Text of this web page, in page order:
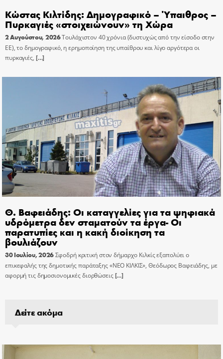
Κώστας Κιλτίδης: Δημογραφικό – Ύπαιθρος –
Πυρκαγιές «στοιχειώνουν» τη Χώρα
2 Αυγούστου, 2026Τουλάχιστον 40 χρόνια (δυστυχώς από την είσοδο στην
ΕΕ), το δημογραφικό, η ερημοποίηση της υπαίθρου και λίγο αργότερα οι
πυρκαγιές, […]
Θ. Βαφειάδης: Οι καταγγελίες για τα ψηφιακά
υδρόμετρα δεν σταματούν τα έργα- Οι
παρατυπίες και η κακή διοίκηση τα
βουλιάζουν
30 Ιουλίου, 2026Σφοδρή κριτική στον δήμαρχο Κιλκίς εξαπολύει ο
επικεφαλής της δημοτικής παράταξης «ΝΕΟ ΚΙΛΚΙΣ», Θεόδωρος Βαφειάδης, με
αφορμή τις δημοσιονομικές διορθώσεις[…]
Δείτε ακόμα